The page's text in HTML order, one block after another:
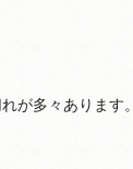
が多々あります。